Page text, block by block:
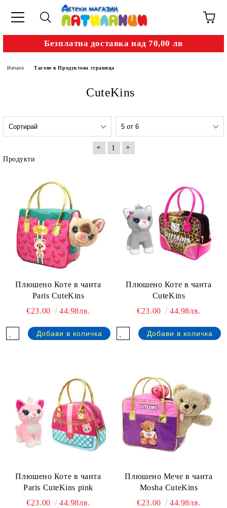
Безплатна доставка над 70,00 лв
Начало Тагове в Продуктова страница
CuteKins
« 1
»
Продукти
Плюшено Коте в чанта
Paris CuteKins
€23.00
44.98лв.
Плюшено Коте в чанта
CuteKins
€23.00
44.98лв.
Плюшено Коте в чанта
Paris CuteKins pink
€23.00
44.98лв.
Плюшено Мече в чанта
Mosha CuteKins
€23.00
44.98лв.